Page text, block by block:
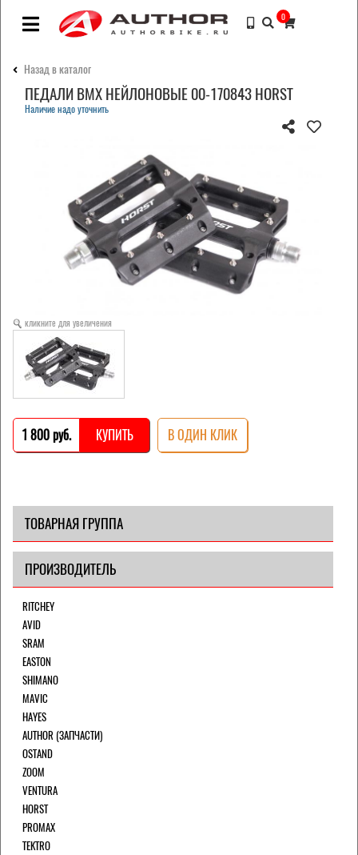
0
Назад в каталог
ПЕДАЛИ BMX НЕЙЛОНОВЫЕ 00-170843 HORST
Наличие надо уточнить
кликните для увеличения
1 800 pуб. КУПИТЬ В ОДИН КЛИК
ТОВАРНАЯ ГРУППА
ПРОИЗВОДИТЕЛЬ
RITCHEY
AVID
SRAM
EASTON
SHIMANO
MAVIC
HAYES
AUTHOR (ЗАПЧАСТИ)
OSTAND
ZOOM
VENTURA
HORST
PROMAX
TEKTRO